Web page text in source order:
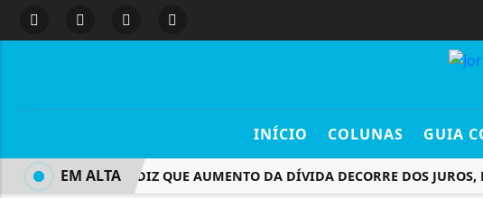
INÍCIO COLUNAS GUIA
DURIGAN DIZ QUE AUMENTO DA DÍVIDA DECORRE DOS JUROS,
EM ALTA